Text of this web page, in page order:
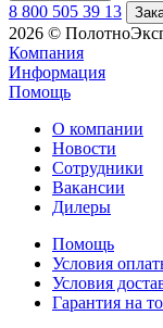
8 800 505 39 13
2026 ©
Компания
Информация
Помощь
О компании
Новости
Сотрудники
Вакансии
Дилеры
Помощь
Условия
Условия
Гарантия на